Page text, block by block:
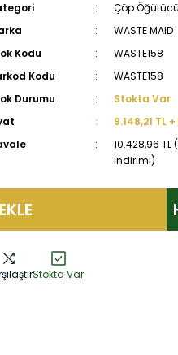
Çöp
WASTE MAID
Kodu
WASTE158
Kodu
WASTE158
Durumu
Stokta Var
9.148,21 TL
10.428,96
indirimi)
Stokta Var